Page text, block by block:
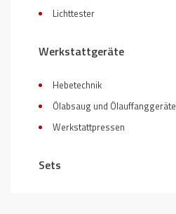
Lichttester
Werkstattgeräte
Hebetechnik
Ölabsaug und Ölauffanggeräte
Werkstattpressen
Sets